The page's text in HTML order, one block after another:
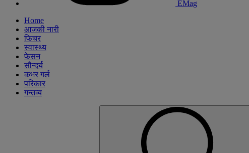
EMag
Home
आजकी नारी
फिचर
स्वास्थ्य
फेसन
सौन्दर्य
कभर गर्ल
परिकार
गन्तव्य